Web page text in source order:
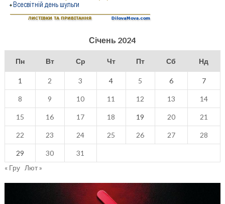
Січень 2024
Пн Вт Ср Чт Пт Сб Нд
1 2 3 4 5 6 7
8 9 10 11 12 13 14
15 16 17 18 19 20 21
22 23 24 25 26 27 28
29 30
31
« Гру Лют »